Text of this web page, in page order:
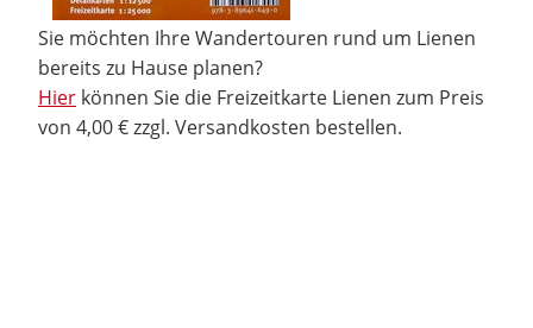
Sie möchten Ihre Wandertouren rund um Lienen
bereits zu Hause planen?
Hier können Sie die Freizeitkarte Lienen zum Preis
von 4,00 € zzgl. Versandkosten bestellen.